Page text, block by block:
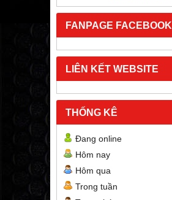
FANPAGE FACEBOOK
LIÊN KẾT WEBSITE
THỐNG KÊ
Đang online
Hôm nay
Hôm qua
Trong tuần